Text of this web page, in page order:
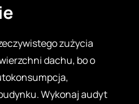
zużycia
dachu, bo o
Wykonaj audyt